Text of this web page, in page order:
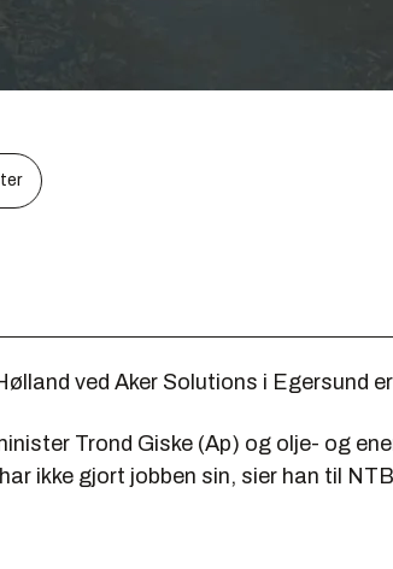
ved Aker Solutions i Egersund
Trond Giske (Ap) og olje- og
ikke gjort jobben sin, sier han til